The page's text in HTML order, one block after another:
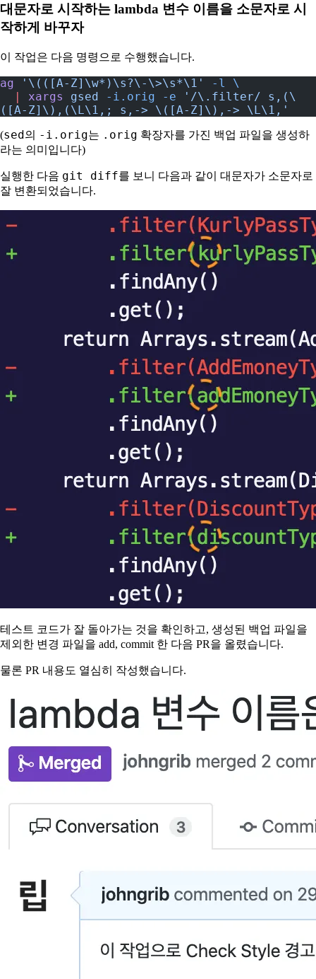
대문자로 시작하는 lambda 변수 이름을 소문자로 시
작하게 바꾸자
이 작업은 다음 명령으로 수행했습니다.
ag '\(([A-Z]\w*)\s?\-\>\s*\1' -l
\
  |
xargs gsed -i.orig -e '/\.filter/ s,(\
([A-Z]\),(\L\1,; s,-> \([A-Z]\),-> \L\1,'
(sed의 -i.orig는 .orig 확장자를 가진 백업 파일을 생성하
라는 의미입니다)
실행한 다음 git diff를 보니 다음과 같이 대문자가 소문자로
잘 변환되었습니다.
테스트 코드가 잘 돌아가는 것을 확인하고, 생성된 백업 파일을
제외한 변경 파일을 add, commit 한 다음 PR을 올렸습니다.
물론 PR 내용도 열심히 작성했습니다.